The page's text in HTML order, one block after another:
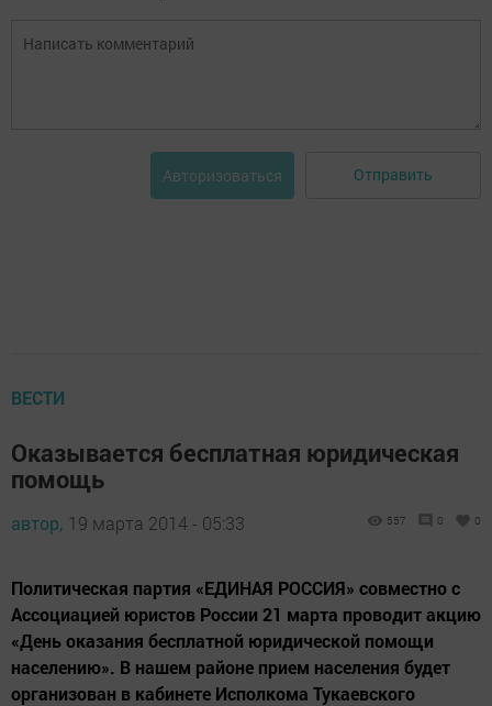
Авторизоваться Отправить
ВЕСТИ
Оказывается бесплатная юридическая
помощь
автор, 19 марта 2014 - 05:33 557 0 0
Политическая партия «ЕДИНАЯ РОССИЯ» совместно с
Ассоциацией юристов России 21 марта проводит акцию
«День оказания бесплатной юридической помощи
населению». В нашем районе прием населения будет
организован в кабинете Исполкома Тукаевского